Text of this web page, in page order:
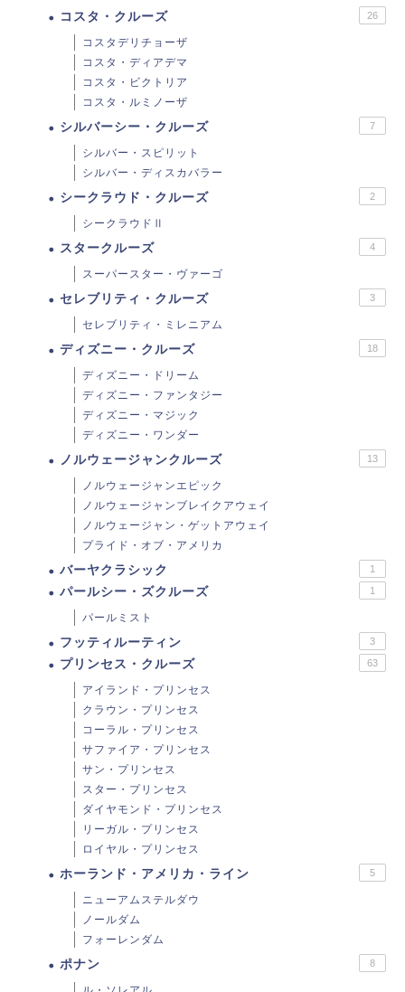
コスタ・クルーズ 26
コスタデリチョーザ
コスタ・ディアデマ
コスタ・ビクトリア
コスタ・ルミノーザ
シルバーシー・クルーズ 7
シルバー・スピリット
シルバー・ディスカバラー
シークラウド・クルーズ 2
シークラウドⅡ
スタークルーズ 4
スーパースター・ヴァーゴ
セレブリティ・クルーズ 3
セレブリティ・ミレニアム
ディズニー・クルーズ 18
ディズニー・ドリーム
ディズニー・ファンタジー
ディズニー・マジック
ディズニー・ワンダー
ノルウェージャンクルーズ 13
ノルウェージャンエピック
ノルウェージャンブレイクアウェイ
ノルウェージャン・ゲットアウェイ
プライド・オブ・アメリカ
バーヤクラシック 1
パールシー・ズクルーズ 1
パールミスト
フッティルーティン 3
プリンセス・クルーズ 63
アイランド・プリンセス
クラウン・プリンセス
コーラル・プリンセス
サファイア・プリンセス
サン・プリンセス
スター・プリンセス
ダイヤモンド・プリンセス
リーガル・プリンセス
ロイヤル・プリンセス
ホーランド・アメリカ・ライン 5
ニューアムステルダウ
ノールダム
フォーレンダム
ポナン 8